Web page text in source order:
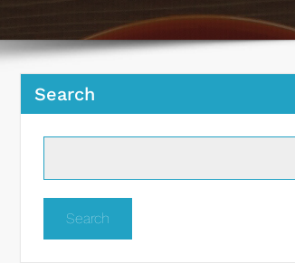
Search
Search